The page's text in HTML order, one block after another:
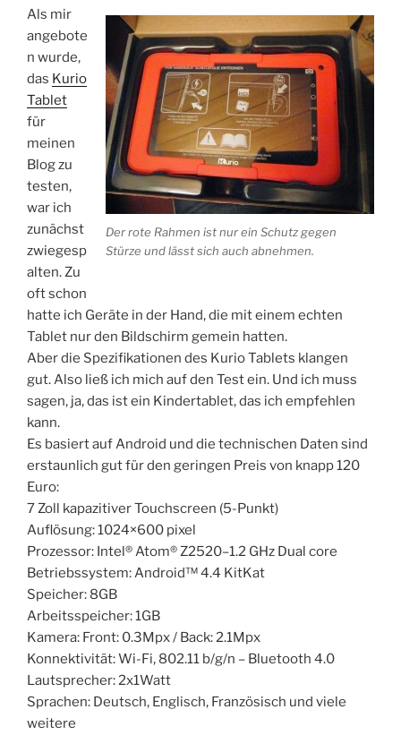
Der rote Rahmen ist nur ein Schutz gegen
Stürze und lässt sich auch abnehmen.
Als mir
angebote
n wurde,
das Kurio
Tablet
für
meinen
Blog zu
testen,
war ich
zunächst
zwiegesp
alten. Zu
oft schon
hatte ich Geräte in der Hand, die mit einem echten
Tablet nur den Bildschirm gemein hatten.
Aber die Spezifikationen des Kurio Tablets klangen
gut. Also ließ ich mich auf den Test ein. Und ich muss
sagen, ja, das ist ein Kindertablet, das ich empfehlen
kann.
Es basiert auf Android und die technischen Daten sind
erstaunlich gut für den geringen Preis von knapp 120
Euro:
7 Zoll kapazitiver Touchscreen (5-Punkt)
Auflösung: 1024×600 pixel
Prozessor: Intel® Atom® Z2520–1.2 GHz Dual core
Betriebssystem: Android™ 4.4 KitKat
Speicher: 8GB
Arbeitsspeicher: 1GB
Kamera: Front: 0.3Mpx / Back: 2.1Mpx
Konnektivität: Wi-Fi, 802.11 b/g/n – Bluetooth 4.0
Lautsprecher: 2x1Watt
Sprachen: Deutsch, Englisch, Französisch und viele
weitere